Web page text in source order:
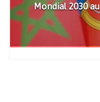
Mondial 2030